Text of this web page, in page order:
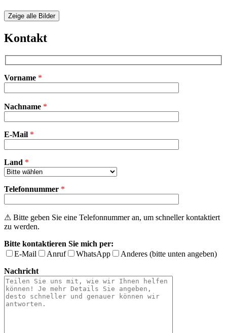
Zeige alle Bilder
Kontakt
Vorname *
lasse
leer.
Nachname *
E-Mail *
Land *
Telefonnummer *
⚠ Bitte geben Sie eine Telefonnummer an, um schneller kontaktiert
zu werden.
Bitte kontaktieren Sie mich per:
E-Mail
Anruf WhatsApp
Anderes (bitte unten angeben)
Nachricht